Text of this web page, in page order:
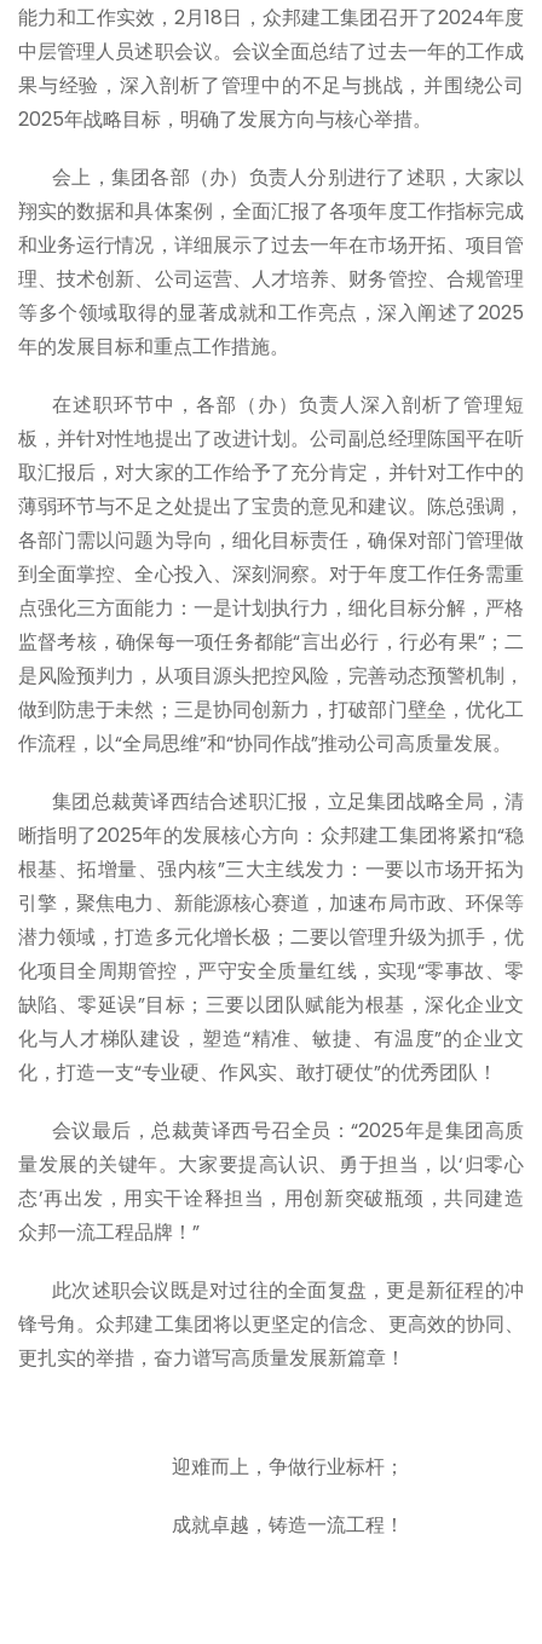
能力和工作实效，2月18日，众邦建工集团召开了2024年度
中层管理人员述职会议。会议全面总结了过去一年的工作成
果与经验，深入剖析了管理中的不足与挑战，并围绕公司
2025年战略目标，明确了发展方向与核心举措。
会上，集团各部（办）负责人分别进行了述职，大家以
翔实的数据和具体案例，全面汇报了各项年度工作指标完成
和业务运行情况，详细展示了过去一年在市场开拓、项目管
理、技术创新、公司运营、人才培养、财务管控、合规管理
等多个领域取得的显著成就和工作亮点，深入阐述了2025
年的发展目标和重点工作措施。
在述职环节中，各部（办）负责人深入剖析了管理短
板，并针对性地提出了改进计划。公司副总经理陈国平在听
取汇报后，对大家的工作给予了充分肯定，并针对工作中的
薄弱环节与不足之处提出了宝贵的意见和建议。陈总强调，
各部门需以问题为导向，细化目标责任，确保对部门管理做
到全面掌控、全心投入、深刻洞察。对于年度工作任务需重
点强化三方面能力：一是计划执行力，细化目标分解，严格
监督考核，确保每一项任务都能“言出必行，行必有果”；二
是风险预判力，从项目源头把控风险，完善动态预警机制，
做到防患于未然；三是协同创新力，打破部门壁垒，优化工
作流程，以“全局思维”和“协同作战”推动公司高质量发展。
集团总裁黄译西结合述职汇报，立足集团战略全局，清
晰指明了2025年的发展核心方向：众邦建工集团将紧扣“稳
根基、拓增量、强内核”三大主线发力：一要以市场开拓为
引擎，聚焦电力、新能源核心赛道，加速布局市政、环保等
潜力领域，打造多元化增长极；二要以管理升级为抓手，优
化项目全周期管控，严守安全质量红线，实现“零事故、零
缺陷、零延误”目标；三要以团队赋能为根基，深化企业文
化与人才梯队建设，塑造“精准、敏捷、有温度”的企业文
化，打造一支“专业硬、作风实、敢打硬仗”的优秀团队！
会议最后，总裁黄译西号召全员：“2025年是集团高质
量发展的关键年。大家要提高认识、勇于担当，以‘归零心
态’再出发，用实干诠释担当，用创新突破瓶颈，共同建造
众邦一流工程品牌！”
此次述职会议既是对过往的全面复盘，更是新征程的冲
锋号角。众邦建工集团将以更坚定的信念、更高效的协同、
更扎实的举措，奋力谱写高质量发展新篇章！
迎难而上，争做行业标杆；
成就卓越，铸造一流工程！